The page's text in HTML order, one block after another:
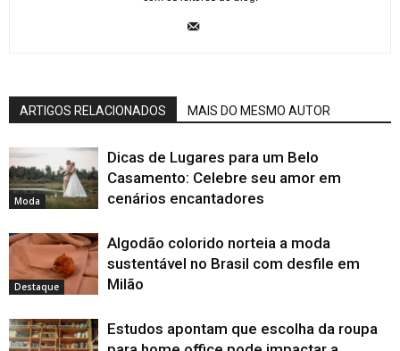
ARTIGOS RELACIONADOS MAIS DO MESMO AUTOR
Moda
Dicas de Lugares para um Belo
Casamento: Celebre seu amor em
cenários encantadores
Destaque
Algodão colorido norteia a moda
sustentável no Brasil com desfile em
Milão
Estudos apontam que escolha da roupa